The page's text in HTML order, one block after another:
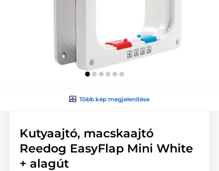
Több kép megjelenítése
Kutyaajtó, macskaajtó
Reedog EasyFlap Mini White
+ alagút